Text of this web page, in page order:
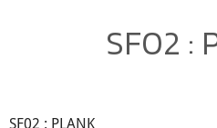
SF02 :
SF02 : PLANK